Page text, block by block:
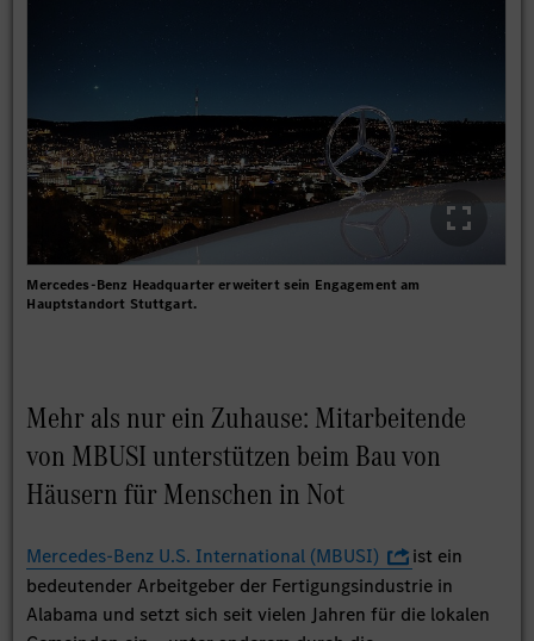
Mercedes-Benz Headquarter erweitert sein Engagement am
Hauptstandort Stuttgart.
Mehr als nur ein Zuhause: Mitarbeitende
von MBUSI unterstützen beim Bau von
Häusern für Menschen in Not
Mercedes-Benz U.S. International (MBUSI)
ist ein
bedeutender Arbeitgeber der Fertigungsindustrie in
Alabama und setzt sich seit vielen Jahren für die lokalen